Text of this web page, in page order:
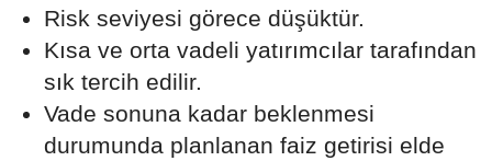
Risk seviyesi görece düşüktür.
Kısa ve orta vadeli yatırımcılar tarafından
sık tercih edilir.
Vade sonuna kadar beklenmesi
durumunda planlanan faiz getirisi elde